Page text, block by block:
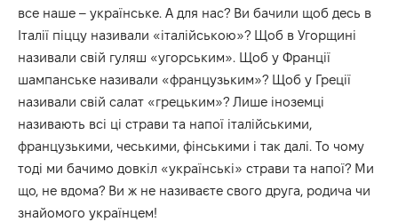
все наше – українське. А для нас? Ви бачили щоб десь в
Італії піццу називали «італійською»? Щоб в Угорщині
називали свій гуляш «угорським». Щоб у Франції
шампанське називали «французьким»? Щоб у Греції
називали свій салат «грецьким»? Лише іноземці
називають всі ці страви та напої італійськими,
французькими, чеськими, фінськими і так далі. То чому
тоді ми бачимо довкіл «українські» страви та напої? Ми
що, не вдома? Ви ж не називаєте свого друга, родича чи
знайомого українцем!